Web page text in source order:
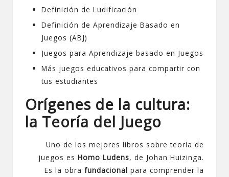
Definición de Ludificación
Definición de Aprendizaje Basado en
Juegos (ABJ)
Juegos para Aprendizaje basado en Juegos
Más juegos educativos para compartir con
tus estudiantes
Orígenes de la cultura:
la Teoría del Juego
Uno de los mejores libros sobre teoría de
juegos es Homo Ludens, de Johan Huizinga.
Es la obra fundacional para comprender la